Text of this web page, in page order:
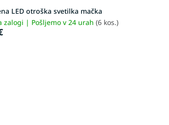
LED otroška svetilka mačka
zalogi | Pošljemo v 24 urah (6 kos.)